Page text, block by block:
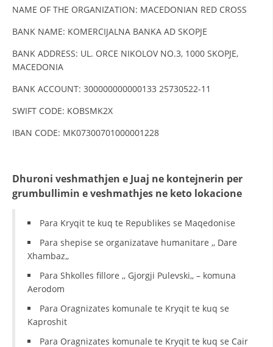
DISEMINIMI
DREJTA NDERKOMBETARE HUMANITARE
PROMOVIMI I VLERAVE HUMANE
SOCIALO-HUMANITARE
PËRGATITSHMËRI DHE VEPRIM GJATË KATASTROFAVE
STACIONIN E UJIT SHPËTIMIT – VODNO
MARRDHËNJE ME PUBLIKUN
NAME OF THE ORGANIZATION: MACEDONIAN RED CROSS
BANK NAME: KOMERCIJALNA BANKA AD SKOPJE
BANK ADDRESS: UL. ORCE NIKOLOV NO.3, 1000 SKOPJE,
MACEDONIA
BANK ACCOUNT: 300000000000133 25730522-11
SWIFT CODE: KOBSMK2X
IBAN CODE: MK07300701000001228
Dhuroni veshmathjen e Juaj ne kontejnerin per
grumbullimin e veshmathjes ne keto lokacione
Para Kryqit te kuq te Republikes se Maqedonise
Para shepise se organizatave humanitare ,, Dare
Xhambaz,,
Para Shkolles fillore ,, Gjorgji Pulevski,, – komuna
Aerodom
Para Oragnizates komunale te Kryqit te kuq se
Kaproshit
Para Oragnizates komunale te Kryqit te kuq se Cair